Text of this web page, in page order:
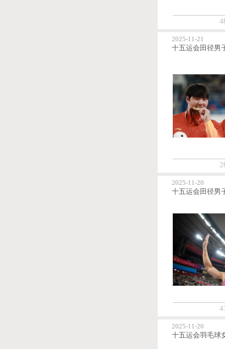
4
2025-11-21
2025-11-20
2025-11-20